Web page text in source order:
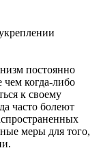
постоянно
чем когда-либо
к своему
часто болеют
меры для того,